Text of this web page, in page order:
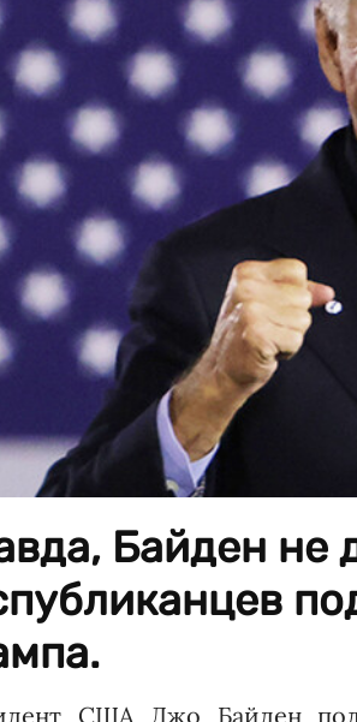
Байден не
США Джо Байден